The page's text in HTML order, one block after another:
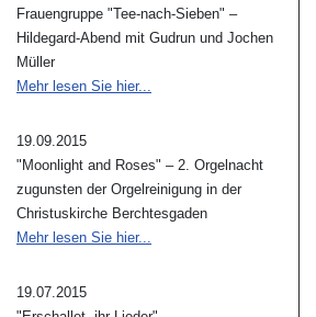
Frauengruppe "Tee-nach-Sieben" –
Hildegard-Abend mit Gudrun und Jochen
Müller
Mehr lesen Sie hier...
19.09.2015
"Moonlight and Roses" – 2. Orgelnacht
zugunsten der Orgelreinigung in der
Christuskirche Berchtesgaden
Mehr lesen Sie hier...
19.07.2015